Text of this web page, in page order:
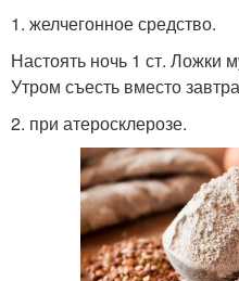
1. желчегонное средство.
Настоять ночь 1 ст. Ложки
Утром съесть вместо
2. при атеросклерозе.